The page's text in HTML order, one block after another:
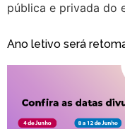
pública e privada do
Ano letivo será